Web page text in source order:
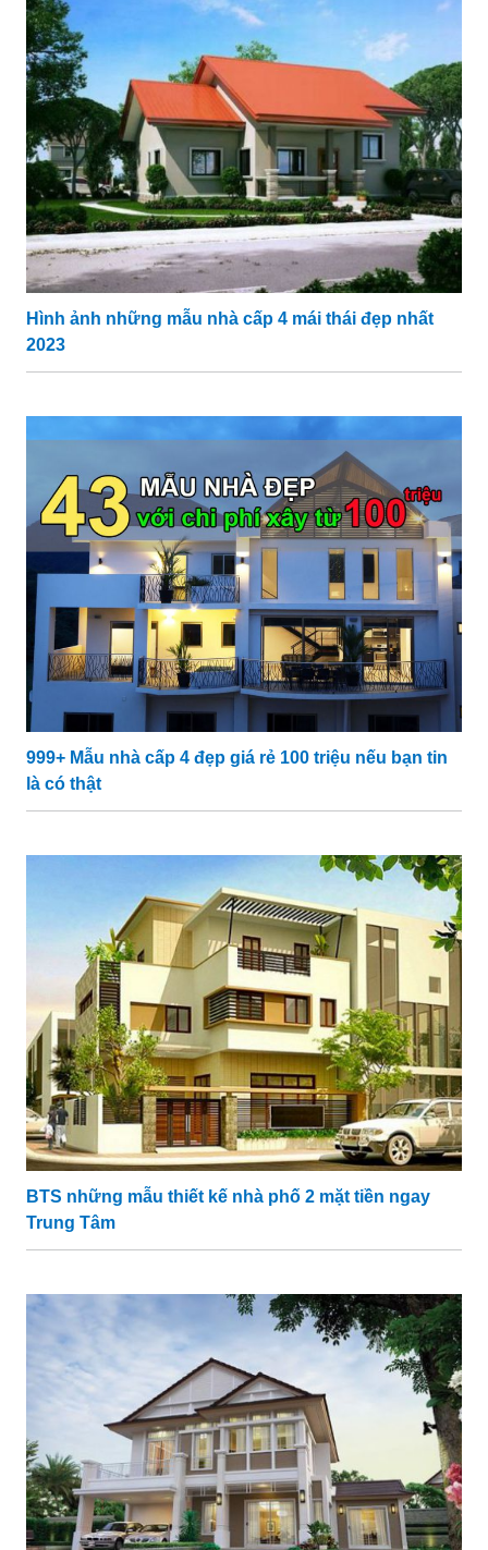
Hình ảnh những mẫu nhà cấp 4 mái thái đẹp nhất
2023
999+ Mẫu nhà cấp 4 đẹp giá rẻ 100 triệu nếu bạn tin
là có thật
BTS những mẫu thiết kế nhà phố 2 mặt tiền ngay
Trung Tâm